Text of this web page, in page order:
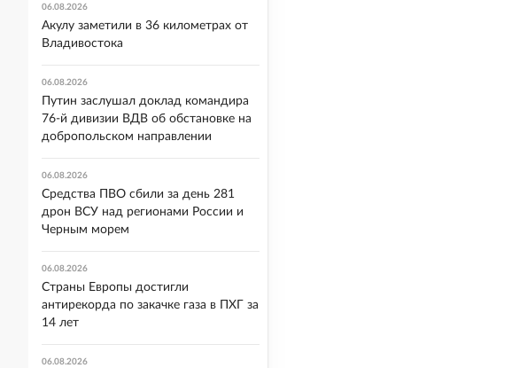
06.08.2026
Акулу заметили в 36 километрах от
Владивостока
06.08.2026
Путин заслушал доклад командира
76-й дивизии ВДВ об обстановке на
добропольском направлении
06.08.2026
Средства ПВО сбили за день 281
дрон ВСУ над регионами России и
Черным морем
06.08.2026
Страны Европы достигли
антирекорда по закачке газа в ПХГ за
14 лет
06.08.2026